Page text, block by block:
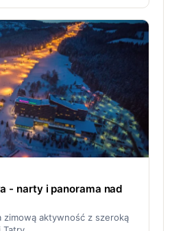
- narty i panorama nad
zimową aktywność z szeroką